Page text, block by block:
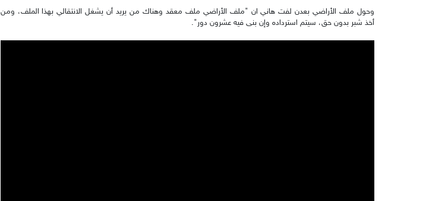
وحول ملف الأراضي بعدن لفت هاني ان "ملف الأراضي ملف معقد وهناك من يريد أن يشغل الانتقالي بهذا الملف، ومن
أخذ شبر بدون حق، سيتم استرداده وإن بنى فيه عشرون دور".